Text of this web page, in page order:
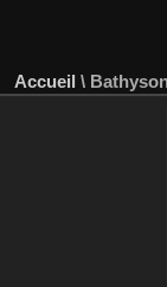
Accueil \